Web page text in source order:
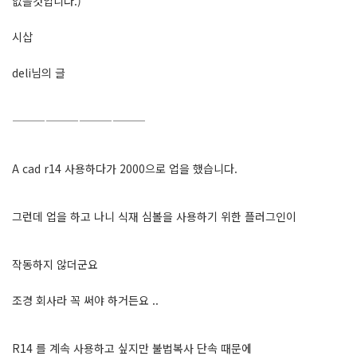
시삽
deli님의 글
————————————
A cad r14 사용하다가 2000으로 업을 했습니다.
그런데 업을 하고 나니 식재 심볼을 사용하기 위한 플러그인이
작동하지 않더군요
조경 회사라 꼭 써야 하거든요 ..
R14 를 계속 사용하고 싶지만 불법복사 단속 때문에